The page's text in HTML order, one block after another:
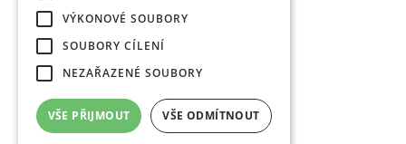
VÝKONOVÉ SOUBORY
SOUBORY CÍLENÍ
NEZAŘAZENÉ SOUBORY
VŠE PŘIJMOUT VŠE ODMÍTNOUT